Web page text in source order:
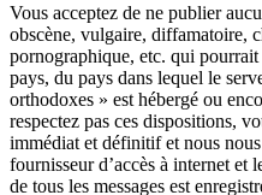
Vous acceptez de ne publier
obscène, vulgaire, diffamatoire,
pornographique, etc. qui
pays, du pays dans lequel le
orthodoxes » est hébergé ou
respectez pas ces dispositions,
immédiat et définitif et nous
fournisseur d’accès à internet et
de tous les messages est